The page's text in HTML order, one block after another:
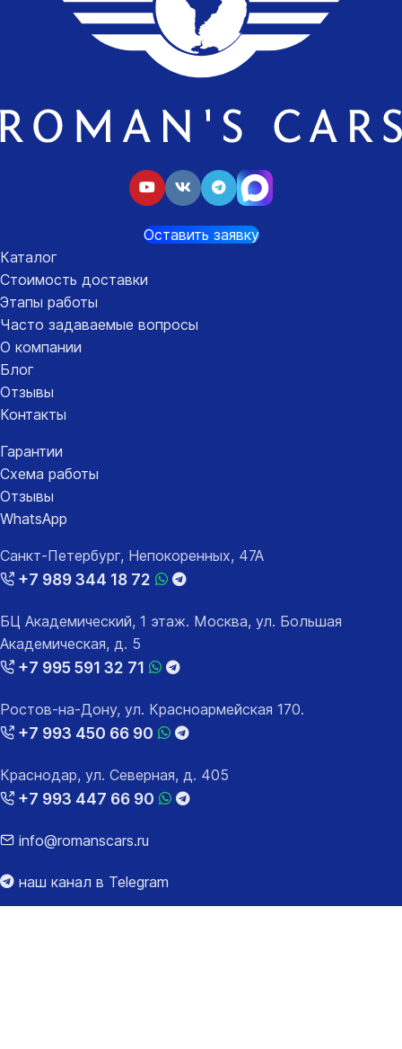
Оставить заявку
Каталог
Стоимость доставки
Этапы работы
Часто задаваемые вопросы
О компании
Блог
Отзывы
Контакты
Гарантии
Схема работы
Отзывы
WhatsApp
Санкт-Петербург, Непокоренных, 47А
+7 989 344 18 72
БЦ Академический, 1 этаж. Москва, ул. Большая
Академическая, д. 5
+7 995 591 32 71
Ростов-на-Дону, ул. Красноармейская 170.
+7 993 450 66 90
Краснодар, ул. Северная, д. 405
+7 993 447 66 90
info@romanscars.ru
наш канал в Telegram